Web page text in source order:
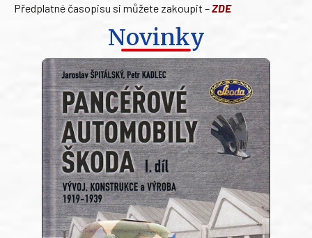
Předplatné časopisu si můžete zakoupit –ZDE
Novinky